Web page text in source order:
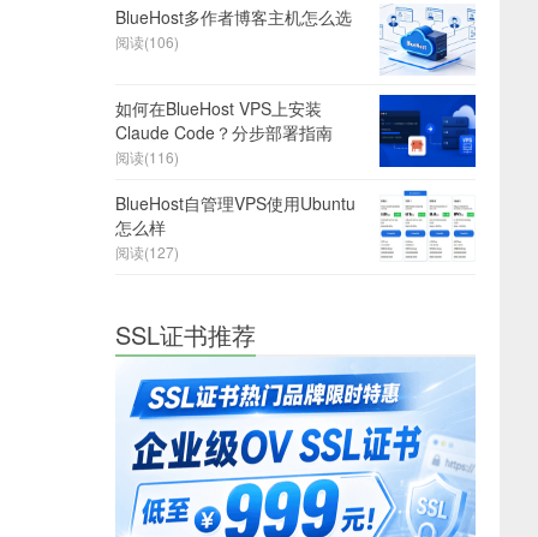
BlueHost多作者博客主机怎么选
阅读(106)
如何在BlueHost VPS上安装
Claude Code？分步部署指南
阅读(116)
BlueHost自管理VPS使用Ubuntu
怎么样
阅读(127)
SSL证书推荐